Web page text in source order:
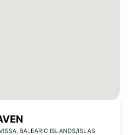
BALEARIC ISLANDS/ISLAS